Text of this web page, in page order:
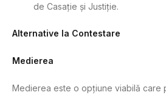
de Casație și Justiție.
Alternative la Contestare
Medierea
Medierea este o opțiune viabilă care